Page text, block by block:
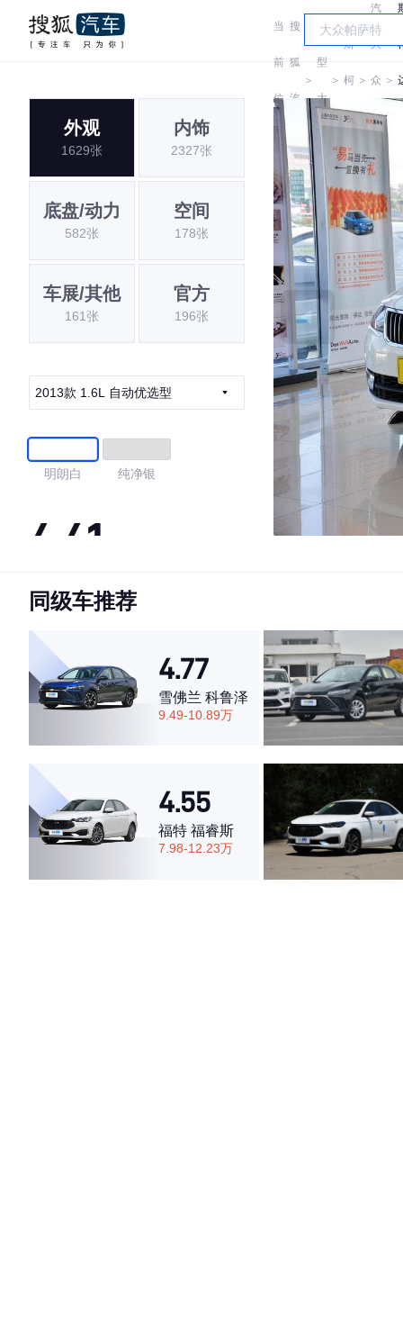
当
前
位
置:
搜
狐
汽
＞
车
型
大
全
＞
斯
柯
达
＞
汽
大
众
斯
＞
外观
1629张
内饰
2327张
底盘/动力
582张
空间
178张
车展/其他
161张
官方
196张
2013款 1.6L 自动优选型
明朗白 纯净银
4.41
·外观表现一般，低于77%同级车
·空间表现一般，低于57%同级车
同级车推荐
4.77
雪佛兰 科鲁泽
9.49-10.89万
4.55
福特 福睿斯
7.98-12.23万